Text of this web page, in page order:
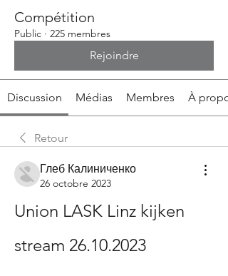
Compétition
Public · 225 membres
Rejoindre
Discussion Médias Membres À
Retour
Глеб Калиниченко
26 octobre 2023
Union LASK Linz kijken
stream 26.10.2023